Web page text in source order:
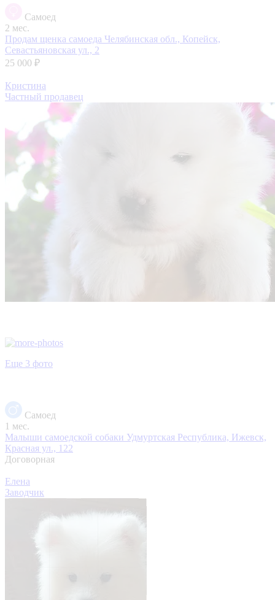
Самоед
2 мес.
Продам щенка самоеда Челябинская обл., Копейск,
Севастьяновская ул., 2
25 000 ₽
Кристина
Частный продавец
Еще 3 фото
Самоед
1 мес.
Малыши самоедской собаки Удмуртская Республика, Ижевск,
Красная ул., 122
Договорная
Елена
Заводчик